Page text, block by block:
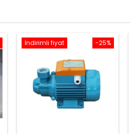
-25%
İndirimli fiyat